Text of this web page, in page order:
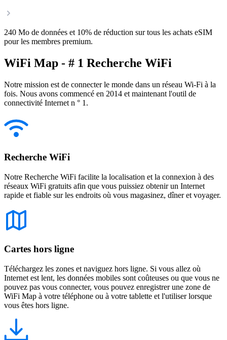
240 Mo de données et 10% de réduction sur tous les achats eSIM
pour les membres premium.
WiFi Map - # 1 Recherche WiFi
Notre mission est de connecter le monde dans un réseau Wi-Fi à la
fois. Nous avons commencé en 2014 et maintenant l'outil de
connectivité Internet n ° 1.
Recherche WiFi
Notre Recherche WiFi facilite la localisation et la connexion à des
réseaux WiFi gratuits afin que vous puissiez obtenir un Internet
rapide et fiable sur les endroits où vous magasinez, dîner et voyager.
Cartes hors ligne
Téléchargez les zones et naviguez hors ligne. Si vous allez où
Internet est lent, les données mobiles sont coûteuses ou que vous ne
pouvez pas vous connecter, vous pouvez enregistrer une zone de
WiFi Map à votre téléphone ou à votre tablette et l'utiliser lorsque
vous êtes hors ligne.